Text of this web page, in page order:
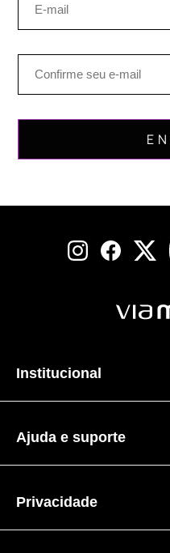
Institucional
Ajuda e suporte
Privacidade